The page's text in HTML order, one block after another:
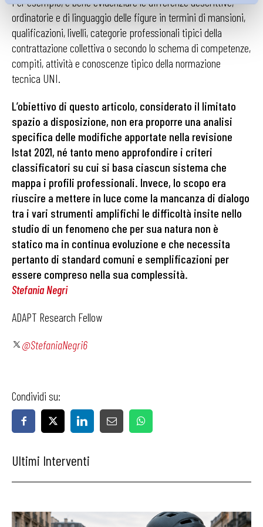
ordinatorie e di linguaggio delle figure in termini di mansioni,
qualificazioni, livelli, categorie professionali tipici della
contrattazione collettiva o secondo lo schema di competenze,
compiti, attività e conoscenze tipico della normazione
tecnica UNI.
L’obiettivo di questo articolo, considerato il limitato
spazio a disposizione, non era proporre una analisi
specifica delle modifiche apportate nella revisione
Istat 2021, né tanto meno approfondire i criteri
classificatori su cui si basa ciascun sistema che
mappa i profili professionali. Invece, lo scopo era
riuscire a mettere in luce come la mancanza di dialogo
tra i vari strumenti amplifichi le difficoltà insite nello
studio di un fenomeno che per sua natura non è
statico ma in continua evoluzione e che necessita
pertanto di standard comuni e semplificazioni per
essere compreso nella sua complessità.
Stefania Negri
ADAPT Research Fellow
@StefaniaNegri6
Condividi su:
Ultimi Interventi